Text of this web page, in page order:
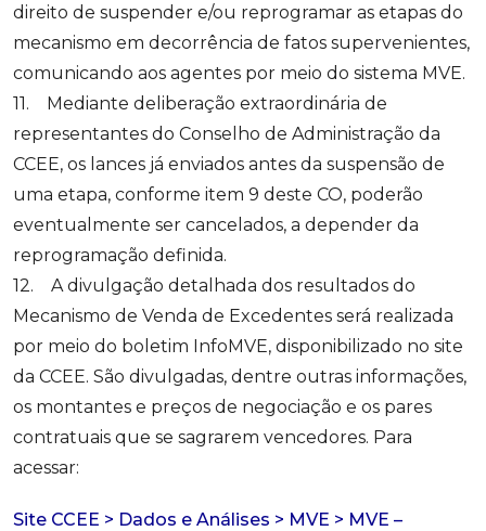
direito de suspender e/ou reprogramar as etapas do
mecanismo em decorrência de fatos supervenientes,
comunicando aos agentes por meio do sistema MVE.
11. Mediante deliberação extraordinária de
representantes do Conselho de Administração da
CCEE, os lances já enviados antes da suspensão de
uma etapa, conforme item 9 deste CO, poderão
eventualmente ser cancelados, a depender da
reprogramação definida.
12. A divulgação detalhada dos resultados do
Mecanismo de Venda de Excedentes será realizada
por meio do boletim InfoMVE, disponibilizado no site
da CCEE. São divulgadas, dentre outras informações,
os montantes e preços de negociação e os pares
contratuais que se sagrarem vencedores. Para
acessar:
Site CCEE > Dados e Análises > MVE > MVE –